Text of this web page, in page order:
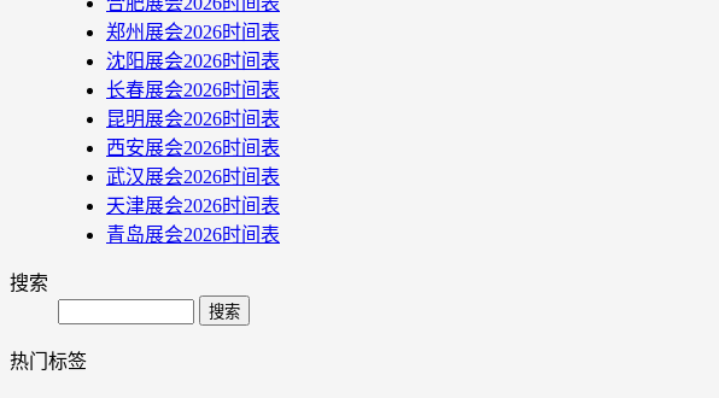
郑州展会2026时间表
沈阳展会2026时间表
长春展会2026时间表
昆明展会2026时间表
西安展会2026时间表
武汉展会2026时间表
天津展会2026时间表
青岛展会2026时间表
搜索
Search
热门标签